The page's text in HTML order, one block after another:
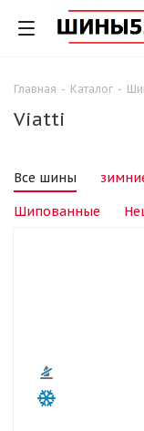
Главная - Каталог -
Viatti
Все шины
Шипованные